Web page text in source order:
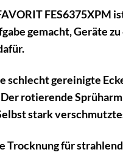
FES6375XPM
gemacht, Geräte
schlecht gereinigte
rotierende
stark
Trocknung für